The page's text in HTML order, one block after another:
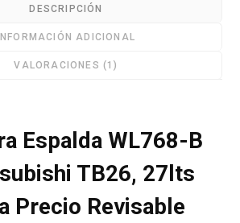
DESCRIPCIÓN
ADICIONAL
VALORACIONES (1)
Espalda WL768-B
TB26, 27lts
Precio Revisable